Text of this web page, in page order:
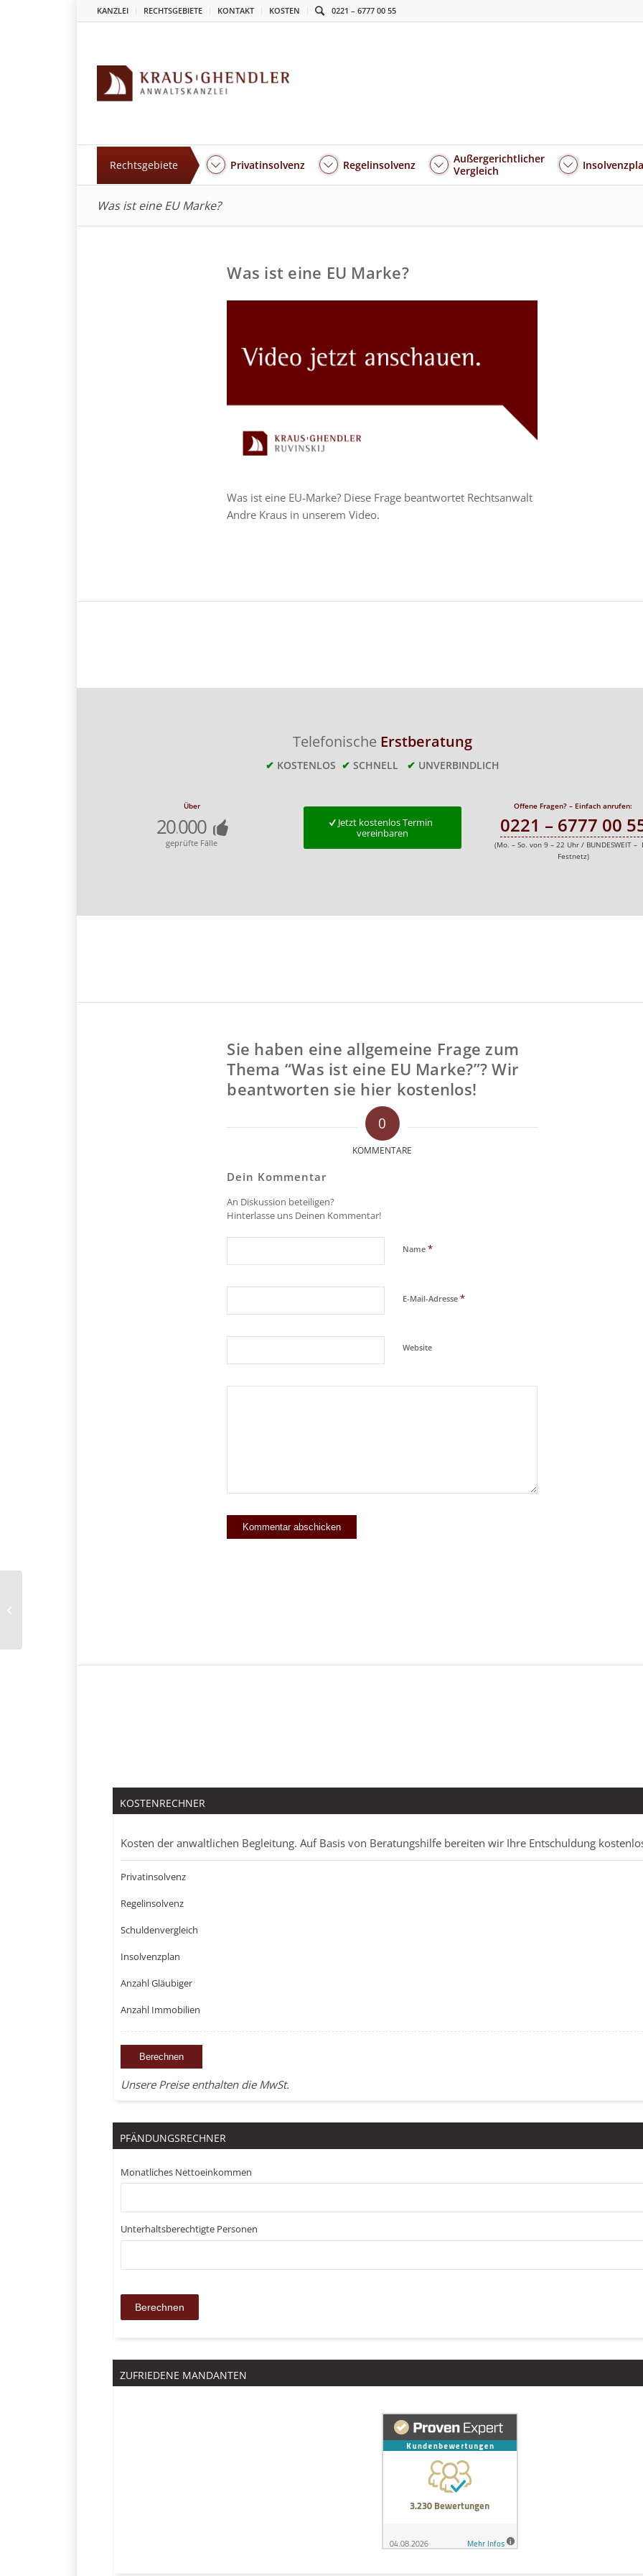
KANZLEI RECHTSGEBIETE KONTAKT KOSTEN 0221 – 6777 00 55
Rechtsgebiete Privatinsolvenz Regelinsolvenz
Außergerichtlicher
Vergleich
Was ist eine EU Marke?
Was ist eine EU Marke?
Was ist eine EU-Marke? Diese Frage beantwortet Rechtsanwalt
Andre Kraus in unserem Video.
Telefonische Erstberatung
✔ KOSTENLOS ✔ SCHNELL ✔ UNVERBINDLICH
Über
20.000
geprüfte Fälle
Jetzt kostenlos Termin
vereinbaren
Offene Fragen? – Einfach anrufen:
0221 – 6777 00
(Mo. – So. von 9 – 22 Uhr / BUNDESWEIT –
Festnetz)
Sie haben eine allgemeine Frage zum
Thema “Was ist eine EU Marke?”? Wir
beantworten sie hier kostenlos!
0
KOMMENTARE
Dein Kommentar
An Diskussion beteiligen?
Hinterlasse uns Deinen Kommentar!
Name*
E-Mail-Adresse*
Website
KOSTENRECHNER
Kosten der anwaltlichen Begleitung. Auf Basis von Beratungshilfe bereiten wir Ihre Entschuldung
Privatinsolvenz
Regelinsolvenz
Schuldenvergleich
Insolvenzplan
Anzahl Gläubiger
Anzahl Immobilien
Unsere Preise enthalten die MwSt.
PFÄNDUNGSRECHNER
Monatliches Nettoeinkommen
Unterhaltsberechtigte Personen
ZUFRIEDENE MANDANTEN